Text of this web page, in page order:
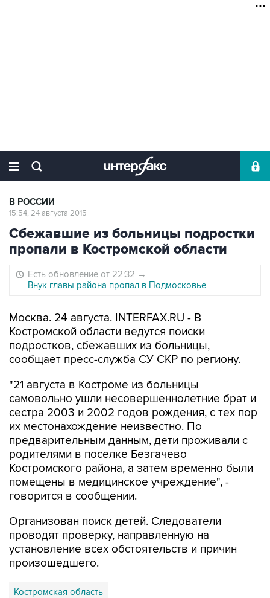
В РОССИИ
15:54, 24 августа 2015
Сбежавшие из больницы подростки
пропали в Костромской области
Есть обновление от 22:32 →
Внук главы района пропал в Подмосковье
Москва. 24 августа. INTERFAX.RU - В
Костромской области ведутся поиски
подростков, сбежавших из больницы,
сообщает пресс-служба СУ СКР по региону.
"21 августа в Костроме из больницы
самовольно ушли несовершеннолетние брат и
сестра 2003 и 2002 годов рождения, с тех пор
их местонахождение неизвестно. По
предварительным данным, дети проживали с
родителями в поселке Безгачево
Костромского района, а затем временно были
помещены в медицинское учреждение", -
говорится в сообщении.
Организован поиск детей. Следователи
проводят проверку, направленную на
установление всех обстоятельств и причин
произошедшего.
Костромская область